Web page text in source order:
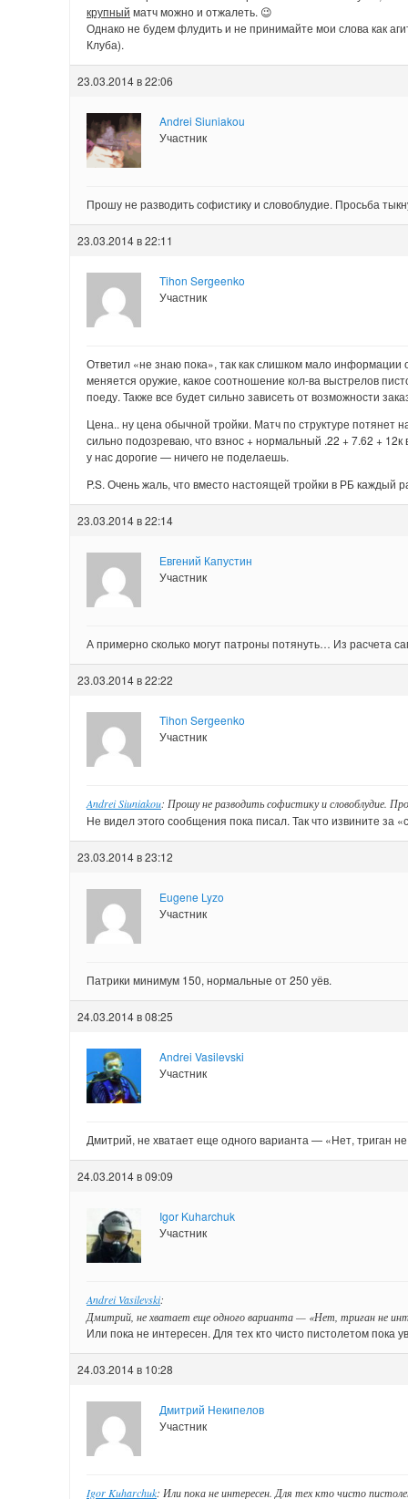
крупный матч можно и отжалеть. 😉
Однако не будем флудить и не принимайте мои слова как
Клуба).
23.03.2014 в 22:06
Andrei Siuniakou
Участник
Прошу не разводить софистику и словоблудие. Просьба
23.03.2014 в 22:11
Tihon Sergeenko
Участник
Ответил «не знаю пока», так как слишком мало информации
меняется оружие, какое соотношение кол-ва выстрелов
поеду. Также все будет сильно зависеть от возможности
Цена.. ну цена обычной тройки. Матч по структуре потянет
сильно подозреваю, что взнос + нормальный .22 + 7.62 +
у нас дорогие — ничего не поделаешь.
P.S. Очень жаль, что вместо настоящей тройки в РБ каждый
23.03.2014 в 22:14
Евгений Капустин
Участник
А примерно сколько могут патроны потянуть… Из расчета
23.03.2014 в 22:22
Tihon Sergeenko
Участник
Andrei Siuniakou: Прошу не разводить софистику и словоблудие.
Не видел этого сообщения пока писал. Так что извините за
23.03.2014 в 23:12
Eugene Lyzo
Участник
Патрики минимум 150, нормальные от 250 уёв.
24.03.2014 в 08:25
Andrei Vasilevski
Участник
Дмитрий, не хватает еще одного варианта — «Нет, триган
24.03.2014 в 09:09
Igor Kuharchuk
Участник
Andrei Vasilevski:
Дмитрий, не хватает еще одного варианта — «Нет, триган не
Или пока не интересен. Для тех кто чисто пистолетом пока
24.03.2014 в 10:28
Дмитрий Некипелов
Участник
Igor Kuharchuk: Или пока не интересен. Для тех кто чисто